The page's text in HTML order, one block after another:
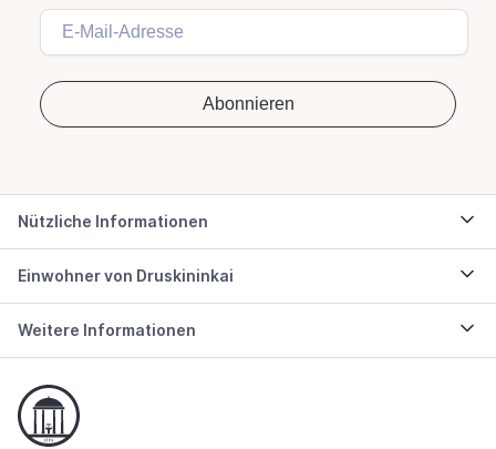
Nützliche Informationen
Einwohner von Druskininkai
Weitere Informationen